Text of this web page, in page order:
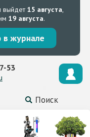
выйдет15 августа,
19 августа.
в журнале
Поиск
53